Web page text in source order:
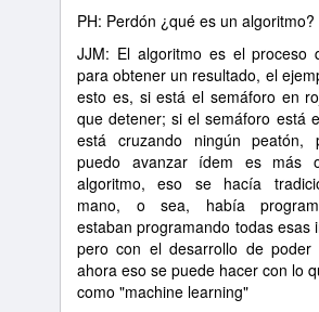
PH: Perdón ¿qué es un algoritmo?
JJM: El algoritmo es el proceso
para obtener un resultado, el
esto es, si está el semáforo en
que detener; si el semáforo está
está cruzando ningún peatón,
puedo avanzar ídem es más
algoritmo, eso se hacía
mano, o sea, había
estaban programando todas esas
pero con el desarrollo de poder
ahora eso se puede hacer con lo
como "machine learning"